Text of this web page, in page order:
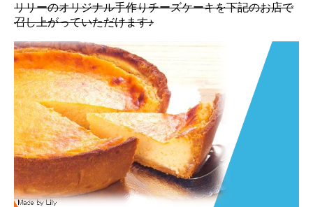
リリーのオリジナル手作りチーズケーキを下記のお店で
召し上がっていただけます♪